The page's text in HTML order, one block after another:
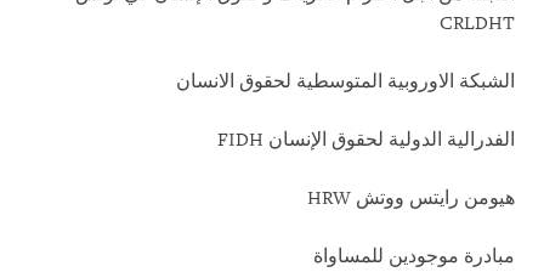
CRLDHT
الشبكة الاوروبية المتوسطية لحقوق الانسان
الفدرالية الدولية لحقوق الإنسان FIDH
هيومن رايتس ووتش HRW
مبادرة موجودين للمساواة